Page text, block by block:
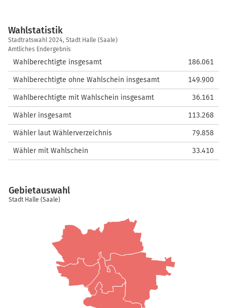
Wahlstatistik
Wahlstatistik
Stadtratswahl 2024, Stadt Halle (Saale)
Amtliches Endergebnis
Wahlberechtigte insgesamt 186.061
Wahlberechtigte ohne Wahlschein insgesamt 149.900
Wahlberechtigte mit Wahlschein insgesamt 36.161
Wähler insgesamt 113.268
Wähler laut Wählerverzeichnis 79.858
Wähler mit Wahlschein 33.410
Gebietauswahl
Stadt Halle (Saale)